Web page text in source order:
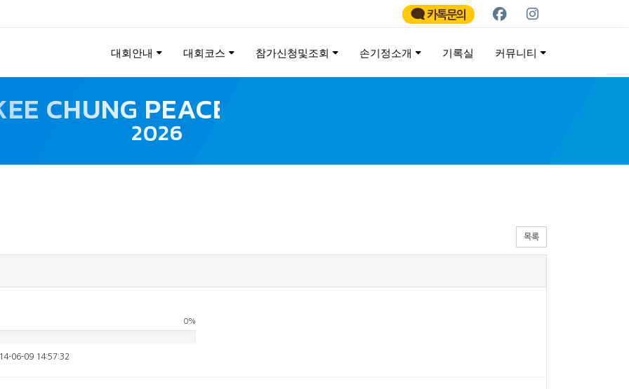
카톡문의
대회안내 대회코스 참가신청및조회 손기정소개 기록실 커뮤니티
CHUNG PEACE MARATHON
2026
목록
0%
06-09 14:57:32